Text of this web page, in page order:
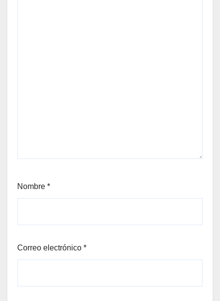
Nombre *
Correo electrónico *